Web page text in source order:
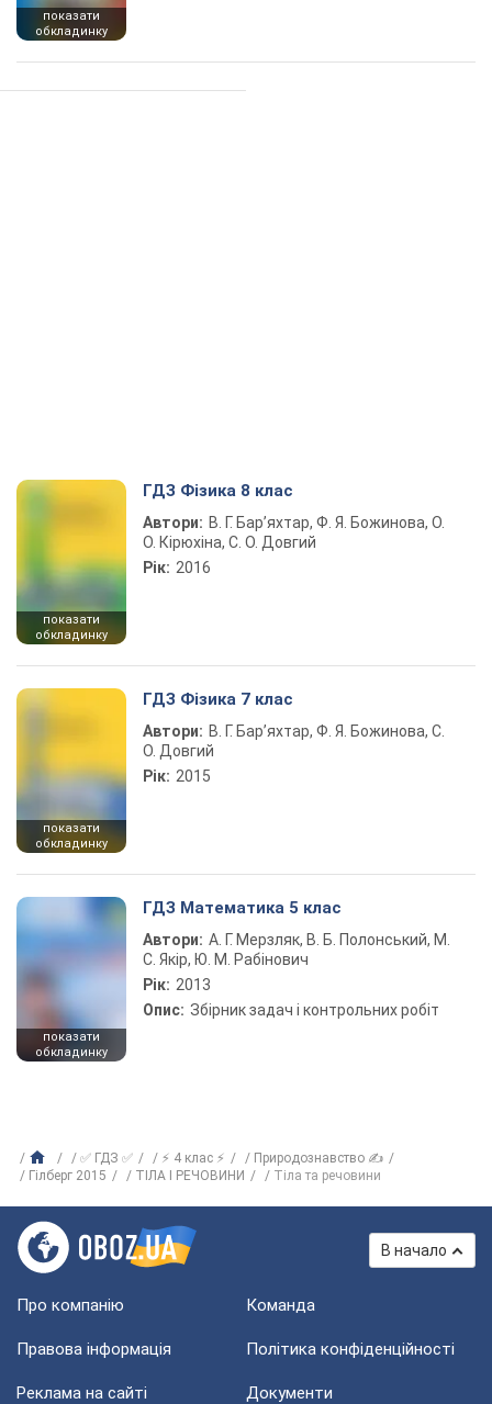
показати
обкладинку
показати
обкладинку
ГДЗ Фізика 8 клас
Автори: В. Г. Бар’яхтар, Ф. Я. Божинова, О.
О. Кірюхіна, С. О. Довгий
Рік: 2016
показати
обкладинку
ГДЗ Фізика 7 клас
Автори: В. Г. Бар’яхтар, Ф. Я. Божинова, С.
О. Довгий
Рік: 2015
показати
обкладинку
ГДЗ Математика 5 клас
Автори: А. Г. Мерзляк, В. Б. Полонський, М.
С. Якір, Ю. М. Рабінович
Рік: 2013
Опис: Збірник задач і контрольних робіт
✅ ГДЗ ✅ ⚡ 4 клас ⚡
Природознавство ✍
Гілберг 2015
ТIЛА I РЕЧОВИНИ Тіла та речовини
В начало
Про компанію Команда
Правова інформація Політика конфіденційності
Реклама на сайті Документи